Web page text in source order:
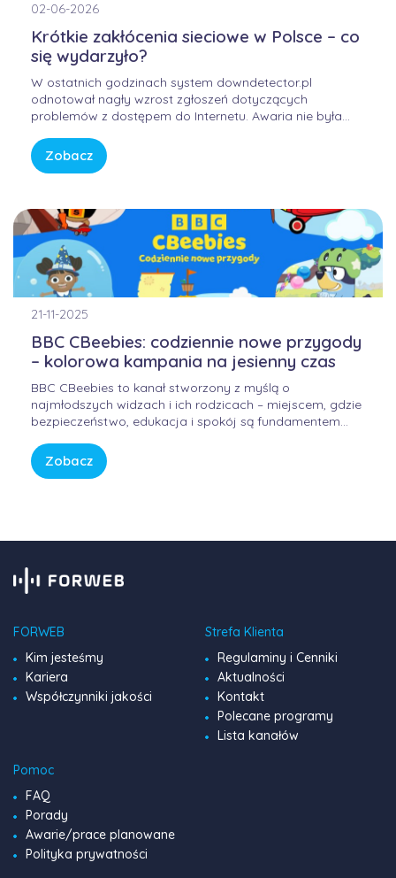
02-06-2026
Krótkie zakłócenia sieciowe w Polsce – co
się wydarzyło?
W ostatnich godzinach system downdetector.pl
odnotował nagły wzrost zgłoszeń dotyczących
problemów z dostępem do Internetu. Awaria nie była
lecz wynikała z przejściowego błędu w globalnej
infrastrukturze trasowania danych. Internet przypomina
Zobacz
21-11-2025
BBC CBeebies: codziennie nowe przygody
– kolorowa kampania na jesienny czas
BBC CBeebies to kanał stworzony z myślą o
najmłodszych widzach i ich rodzicach – miejscem, gdzie
bezpieczeństwo, edukacja i spokój są fundamentem
tempa, CBeebies oferuje przestrzeń, w której dzieci
mogą odkrywać świat w sposób bezpieczny, kreatywny i
Zobacz
FORWEB
Kim jesteśmy
Kariera
Współczynniki jakości
Strefa Klienta
Regulaminy i Cenniki
Aktualności
Kontakt
Polecane programy
Lista kanałów
Pomoc
FAQ
Porady
Awarie/prace planowane
Polityka prywatności